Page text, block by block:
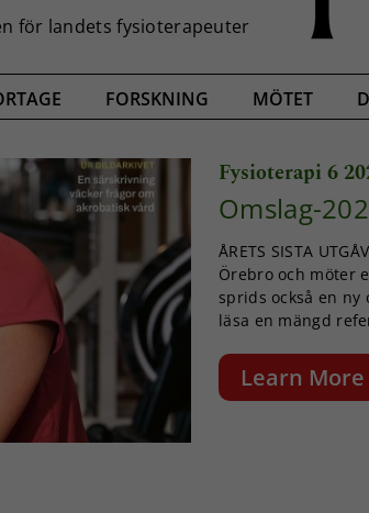
FORSKNING MÖTET
Fysioterapi 6
Omslag-
ÅRETS SISTA
Örebro och möter
sprids också en
läsa en mängd
Learn More